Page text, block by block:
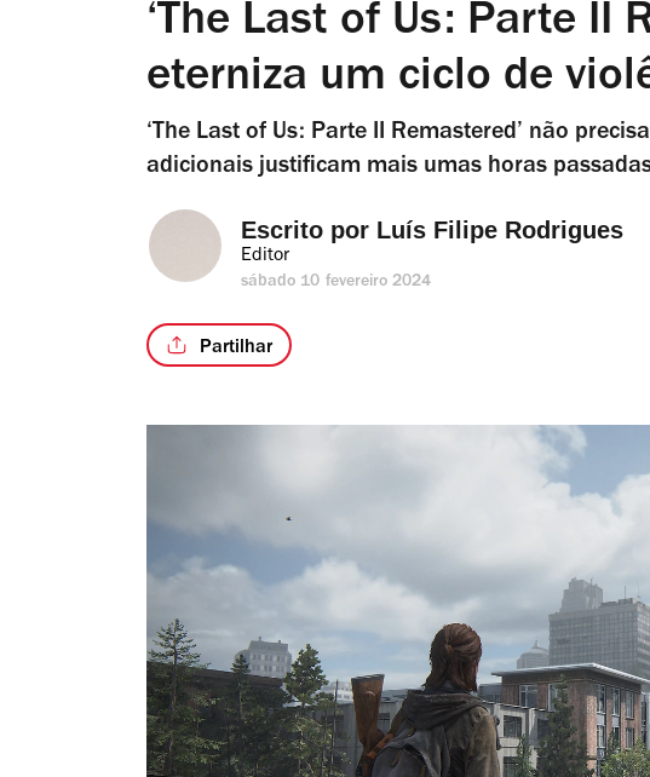
‘The Last of Us: Parte II
eterniza um ciclo de
‘The Last of Us: Parte II Remastered’ não
adicionais justificam mais umas horas
Escrito por Luís Filipe Rodrigues
Editor
sábado 10 fevereiro 2024
Partilhar